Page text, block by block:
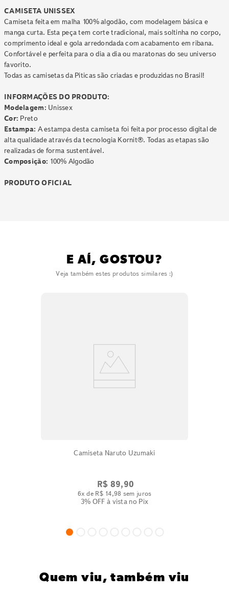
CAMISETA UNISSEX
Camiseta feita em malha 100% algodão, com modelagem básica e
manga curta. Esta peça tem corte tradicional, mais soltinha no corpo,
comprimento ideal e gola arredondada com acabamento em ribana.
Confortável e perfeita para o dia a dia ou maratonas do seu universo
favorito.
Todas as camisetas da Piticas são criadas e produzidas no Brasil!
INFORMAÇÕES DO PRODUTO:
Modelagem: Unissex
Cor: Preto
Estampa: A estampa desta camiseta foi feita por processo digital de
alta qualidade através da tecnologia Kornit®. Todas as etapas são
realizadas de forma sustentável.
Composição: 100% Algodão
PRODUTO OFICIAL
E AÍ, GOSTOU?
Veja também estes produtos similares :)
Camiseta Naruto Uzumaki
R$ 89,90
6x de R$ 14,98 sem juros
3% OFF à vista no Pix
Quem viu, também viu